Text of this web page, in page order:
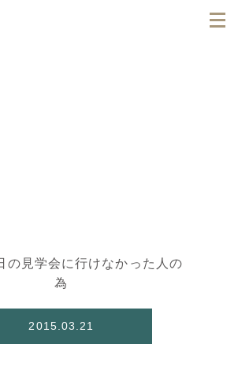
の見学会に行けなかった人の
為
2015.03.21